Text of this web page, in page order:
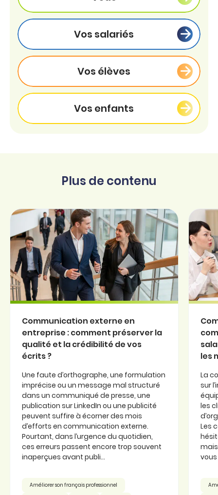
Vos salariés
Vos élèves
Vos enfants
Plus de contenu
Communication externe en
entreprise : comment préserver la
qualité et la crédibilité de vos
écrits ?
Une faute d’orthographe, une formulation
imprécise ou un message mal structuré
dans un communiqué de presse, une
publication sur LinkedIn ou une publicité
peuvent suffire à écorner des mois
d’efforts en communication externe.
Pourtant, dans l’urgence du quotidien,
ces erreurs passent encore trop souvent
inaperçues avant publi...
Améliorer son français professionnel
les
La
sur
les
Les